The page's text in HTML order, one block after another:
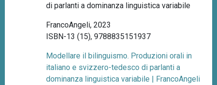
di parlanti a dominanza linguistica variabile
FrancoAngeli, 2023
ISBN-13 (15), 9788835151937
Modellare il bilinguismo. Produzioni orali in
italiano e svizzero-tedesco di parlanti a
dominanza linguistica variabile | FrancoAngeli